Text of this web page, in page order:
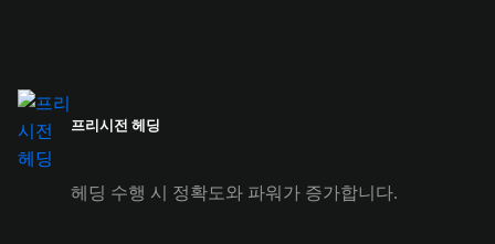
프리시전 헤딩
헤딩 수행 시 정확도와 파워가 증가합니다.